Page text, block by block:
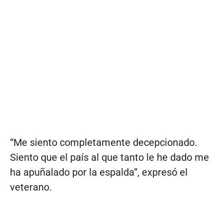
“Me siento completamente decepcionado.
Siento que el país al que tanto le he dado me
ha apuñalado por la espalda”, expresó el
veterano.